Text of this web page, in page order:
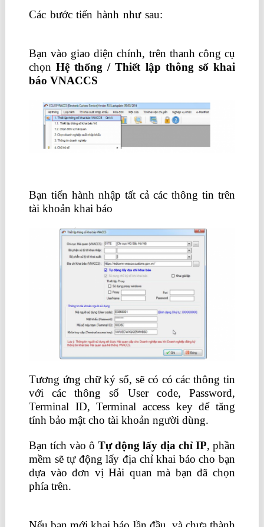
Các bước tiến hành như sau:
Bạn vào giao diện chính, trên thanh công cụ
chọnHệ thống / Thiết lập thông số khai
báo VNACCS
Bạn tiến hành nhập tất cả các thông tin trên
tài khoản khai báo
Tương ứng chữ ký số, sẽ có có các thông tin
với các thông số User code, Password,
Terminal ID, Terminal access key để tăng
tính bảo mật cho tài khoản người dùng.
Bạn tích vào ô Tự động lấy địa chỉ IP, phần
mềm sẽ tự động lấy địa chỉ khai báo cho bạn
dựa vào đơn vị Hải quan mà bạn đã chọn
phía trên.